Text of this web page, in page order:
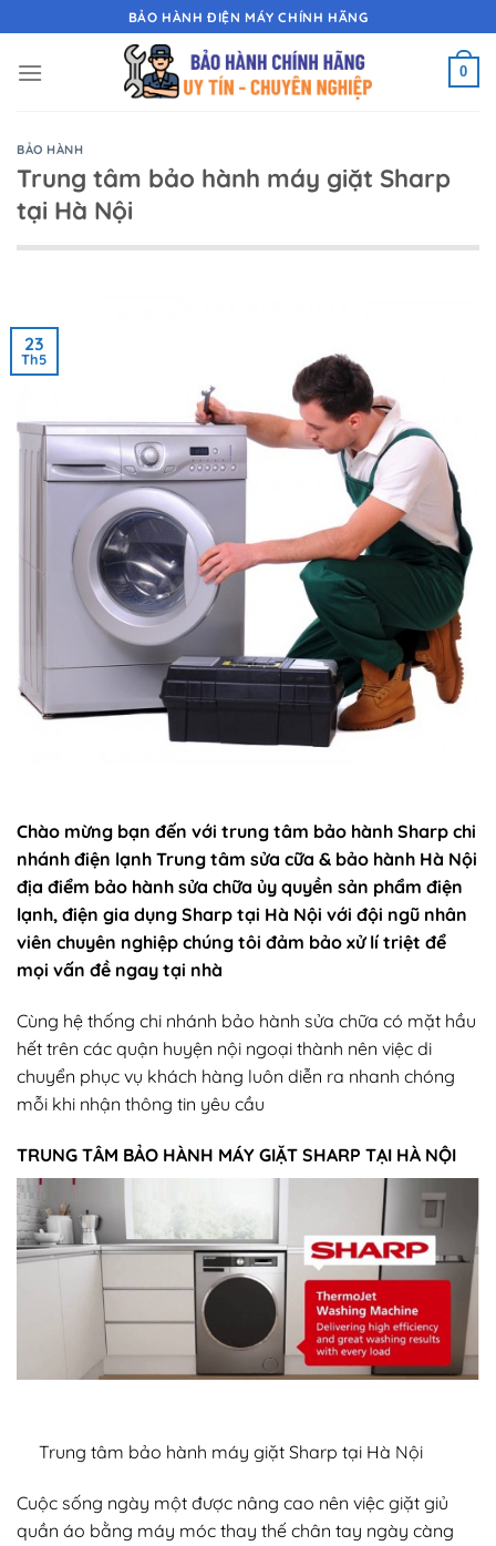
đến
nội
BẢO HÀNH ĐIỆN MÁY CHÍNH HÃNG
0
BẢO HÀNH
Trung tâm bảo hành máy giặt Sharp
tại Hà Nội
23
Th5
Chào mừng bạn đến với trung tâm bảo hành Sharp chi
nhánh điện lạnh Trung tâm sửa cữa & bảo hành Hà Nội
địa điểm bảo hành sửa chữa ủy quyền sản phẩm điện
lạnh, điện gia dụng Sharp tại Hà Nội với đội ngũ nhân
viên chuyên nghiệp chúng tôi đảm bảo xử lí triệt để
mọi vấn đề ngay tại nhà
Cùng hệ thống chi nhánh bảo hành sửa chữa có mặt hầu
hết trên các quận huyện nội ngoại thành nên việc di
chuyển phục vụ khách hàng luôn diễn ra nhanh chóng
mỗi khi nhận thông tin yêu cầu
TRUNG TÂM BẢO HÀNH MÁY GIẶT SHARP TẠI HÀ NỘI
Trung tâm bảo hành máy giặt Sharp tại Hà Nội
Cuộc sống ngày một được nâng cao nên việc giặt giủ
quần áo bằng máy móc thay thế chân tay ngày càng